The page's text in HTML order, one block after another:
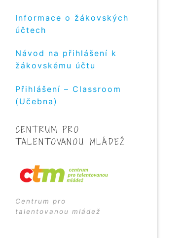
Informace o žákovských
účtech
Návod na přihlášení k
žákovskému účtu
Přihlášení – Classroom
(Učebna)
CENTRUM PRO
TALENTOVANOU MLÁDEŽ
Centrum pro
talentovanou mládež